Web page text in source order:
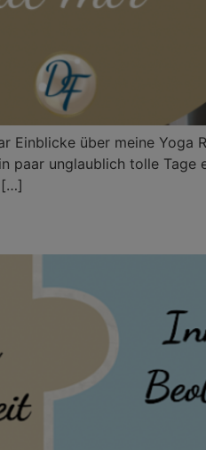
Einblicke über meine
unglaublich tolle
[…]